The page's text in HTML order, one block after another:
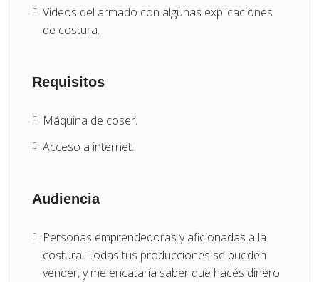
Videos del armado con algunas explicaciones
de costura.
Requisitos
Máquina de coser.
Acceso a internet.
Audiencia
Personas emprendedoras y aficionadas a la
costura. Todas tus producciones se pueden
vender, y me encataría saber que hacés dinero